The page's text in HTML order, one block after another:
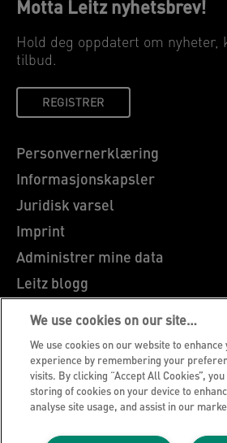
Motta Leitz nyhetsbrev!
Hold deg oppdatert om nyheter,
tilbud.
REGISTRER
Personvernerklæring
Informasjonskapsler
Juridisk varsel
Imprint
Administrer mine data
Leitz blogg
Karriere
Leitz EasyPrint
Kundeservice
Veiledning for resirkulering av
Garantibetingelser
We use cookies on our site…
We use cookies on our website to
experience by remembering your
visits. By clicking “Accept All Cookies”,
storing of cookies on your device to
analyse site usage, and assist in our